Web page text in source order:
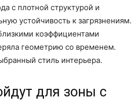
с плотной структурой и
устойчивость к загрязнениям.
коэффициентами
геометрию со временем.
стиль интерьера.
для зоны с